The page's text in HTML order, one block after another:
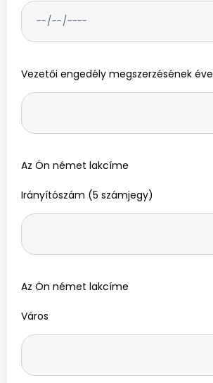
Vezetői engedély megszerzésének éve
Az Ön német lakcíme
Irányítószám (5 számjegy)
Az Ön német lakcíme
Város